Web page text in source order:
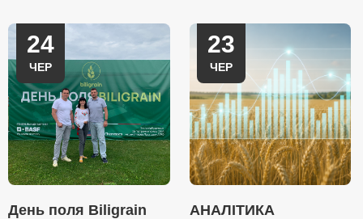
24
ЧЕР
День поля Biligrain
23
ЧЕР
АНАЛІТИКА